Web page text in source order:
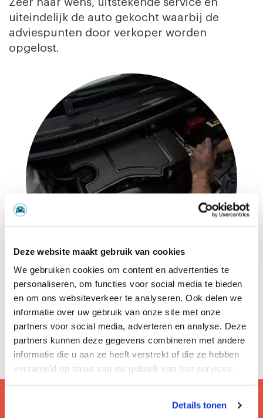
Deze website maakt gebruik van cookies
We gebruiken cookies om content en advertenties te
personaliseren, om functies voor social media te bieden
en om ons websiteverkeer te analyseren. Ook delen we
informatie over uw gebruik van onze site met onze
partners voor social media, adverteren en analyse. Deze
partners kunnen deze gegevens combineren met andere
informatie die u aan ze heeft verstrekt of die ze hebben
verzameld op basis van uw gebruik van hun services.
Details tonen
uiteindelijk de auto gekocht waarbij de
adviespunten door verkoper worden
opgelost.